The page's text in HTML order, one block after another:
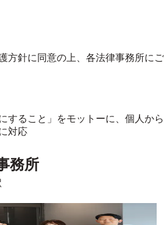
方針に同意の上、各法律事務所にご
すること」をモットーに、個人から
対応
務所